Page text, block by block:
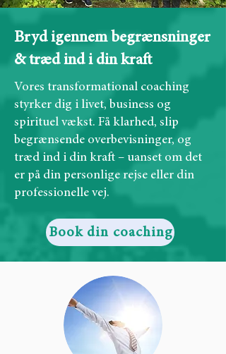
Bryd igennem begrænsninger
& træd ind i din kraft
Vores transformational coaching
styrker dig i livet, business og
spirituel vækst. Få klarhed, slip
begrænsende overbevisninger, og
træd ind i din kraft – uanset om det
er på din personlige rejse eller din
professionelle vej.
Book din coaching